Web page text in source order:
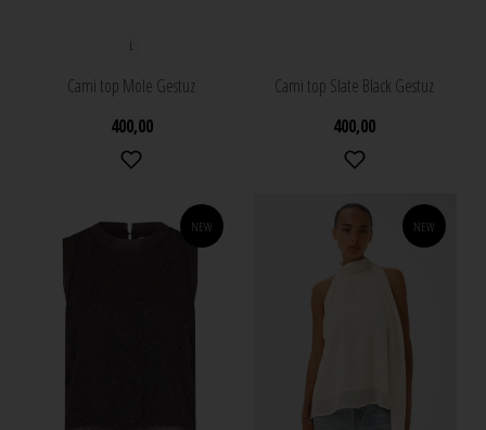
L
Cami top Mole Gestuz
400,00
Cami top Slate Black Gestuz
400,00
NEW NEW